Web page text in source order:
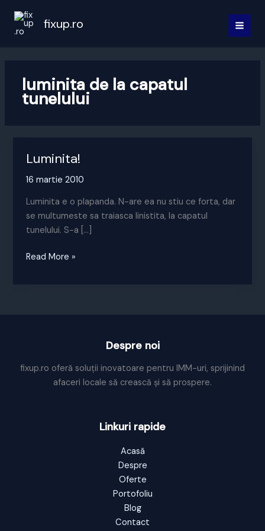
content
fixup.ro
luminita de la capatul
tunelului
Luminita!
16 martie 2010
Luminita e o plapanda. N-are ea nu stiu ce forta, dar
se multumeste sa traiasca linistita, la capatul
tunelului. S-a […]
Luminita!
Read More »
Despre noi
fixup.ro oferă soluții inovatoare pentru IMM-uri, sprijinind
afaceri locale să crească și să prospere.
Linkuri rapide
Acasă
Despre
Oferte
Portofoliu
Blog
Contact